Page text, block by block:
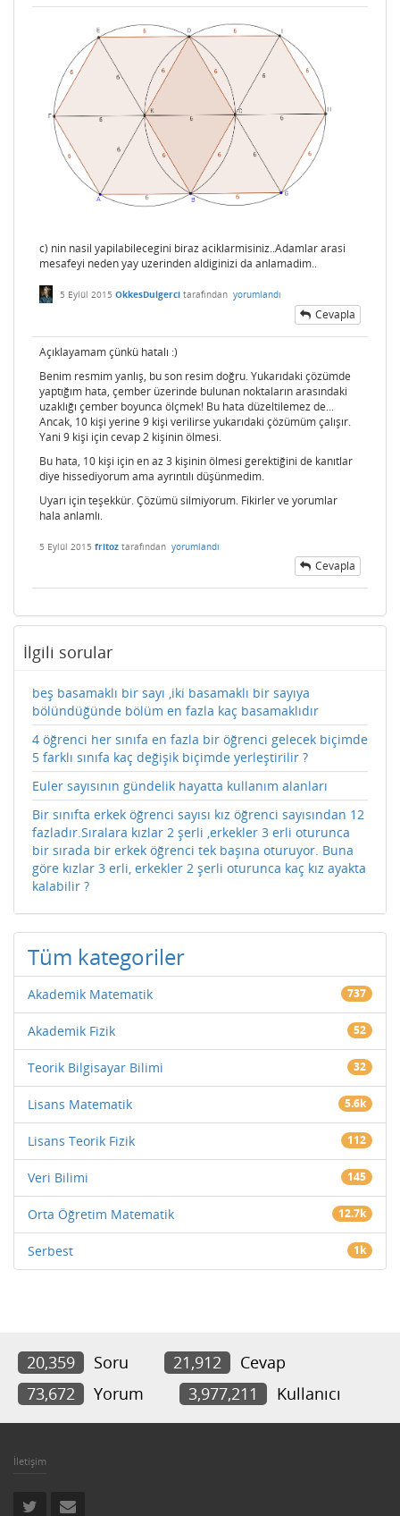
c) nin nasil yapilabilecegini biraz aciklarmisiniz..Adamlar arasi
mesafeyi neden yay uzerinden aldiginizi da anlamadim..
5 Eylül 2015 OkkesDulgerci tarafından yorumlandı
Cevapla
Açıklayamam çünkü hatalı :)
Benim resmim yanlış, bu son resim doğru. Yukarıdaki çözümde
yaptığım hata, çember üzerinde bulunan noktaların arasındaki
uzaklığı çember boyunca ölçmek! Bu hata düzeltilemez de...
Ancak, 10 kişi yerine 9 kişi verilirse yukarıdaki çözümüm çalışır.
Yani 9 kişi için cevap 2 kişinin ölmesi.
Bu hata, 10 kişi için en az 3 kişinin ölmesi gerektiğini de kanıtlar
diye hissediyorum ama ayrıntılı düşünmedim.
Uyarı için teşekkür. Çözümü silmiyorum. Fikirler ve yorumlar
hala anlamlı.
5 Eylül 2015 fritoz tarafından yorumlandı
Cevapla
İlgili sorular
beş basamaklı bir sayı ,iki basamaklı bir sayıya
bölündüğünde bölüm en fazla kaç basamaklıdır
4 öğrenci her sınıfa en fazla bir öğrenci gelecek biçimde
5 farklı sınıfa kaç değişik biçimde yerleştirilir ?
Euler sayısının gündelik hayatta kullanım alanları
Bir sınıfta erkek öğrenci sayısı kız öğrenci sayısından 12
fazladır.Sıralara kızlar 2 şerli ,erkekler 3 erli oturunca
bir sırada bir erkek öğrenci tek başına oturuyor. Buna
göre kızlar 3 erli, erkekler 2 şerli oturunca kaç kız ayakta
kalabilir ?
Tüm kategoriler
Akademik Matematik 737
Akademik Fizik 52
Teorik Bilgisayar Bilimi 32
Lisans Matematik 5.6k
Lisans Teorik Fizik 112
Veri Bilimi 145
Orta Öğretim Matematik 12.7k
Serbest 1k
20,359 Soru 21,912
Cevap
73,672
Yorum 3,977,211 Kullanıcı
İletişim